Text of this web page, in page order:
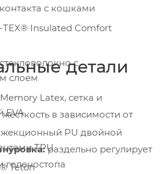
с кошками
TEX® Insulated Comfort
с
слоем
Latex, сетка и
EVA
PU двойной
TPU
Teton
детали
в зависимости от
раздельно регулирует